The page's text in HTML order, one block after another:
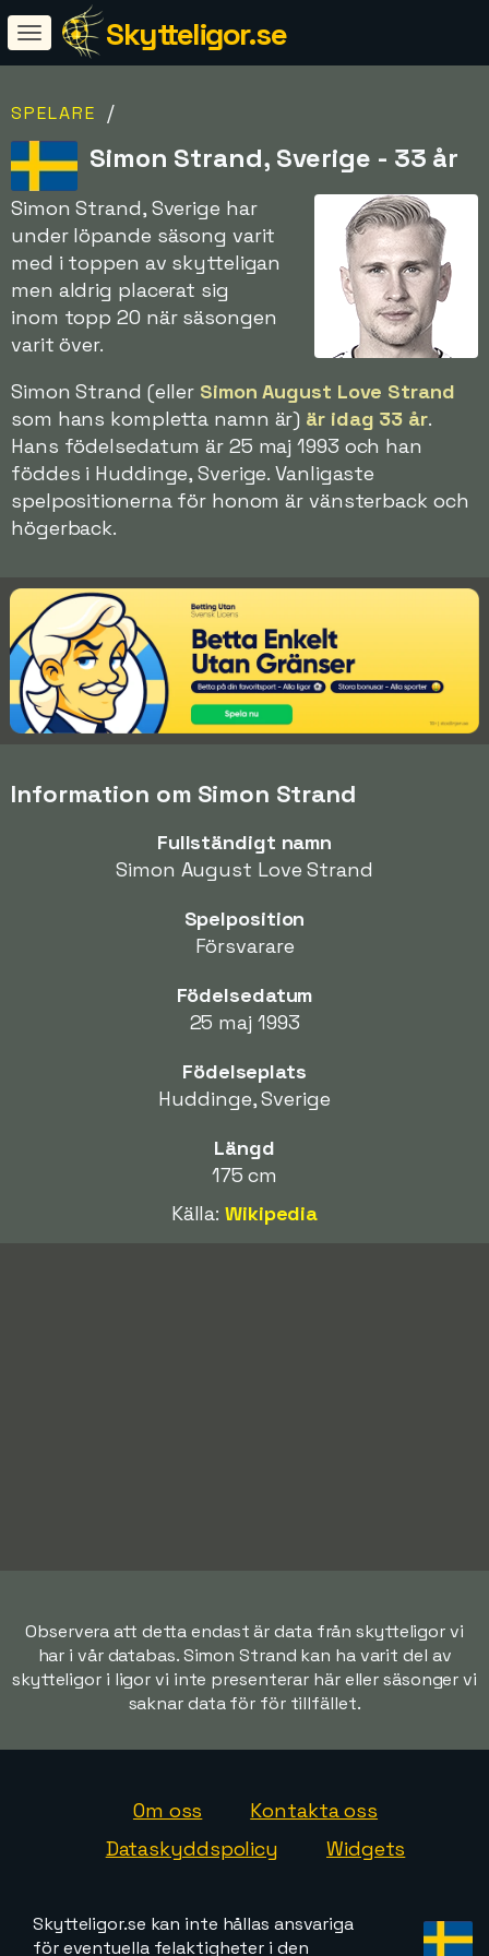
Skytteligor.se
SPELARE /
Simon Strand, Sverige - 33 år
Simon Strand, Sverige har
under löpande säsong varit
med i toppen av skytteligan
men aldrig placerat sig
inom topp 20 när säsongen
varit över.
Simon Strand (eller Simon August Love Strand
som hans kompletta namn är) är idag 33 år.
Hans födelsedatum är 25 maj 1993 och han
föddes i Huddinge, Sverige. Vanligaste
spelpositionerna för honom är vänsterback och
högerback.
Information om Simon Strand
Fullständigt namn
Simon August Love Strand
Spelposition
Försvarare
Födelsedatum
25 maj 1993
Födelseplats
Huddinge, Sverige
Längd
175 cm
Källa:Wikipedia
Observera att detta endast är data från skytteligor vi
har i vår databas. Simon Strand kan ha varit del av
skytteligor i ligor vi inte presenterar här eller säsonger vi
saknar data för för tillfället.
Om oss
Kontakta oss
Dataskyddspolicy
Widgets
Skytteligor.se kan inte hållas ansvariga
för eventuella felaktigheter i den